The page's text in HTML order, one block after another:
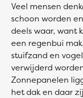
Veel mensen
schoon worden
deels waar, want
een regenbui
stuifzand en
verwijderd
Zonnepanelen
het dak en daar